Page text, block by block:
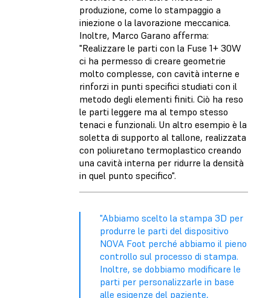
produzione, come lo stampaggio a
iniezione o la lavorazione meccanica.
Inoltre, Marco Garano afferma:
"Realizzare le parti con la Fuse 1+ 30W
ci ha permesso di creare geometrie
molto complesse, con cavità interne e
rinforzi in punti specifici studiati con il
metodo degli elementi finiti. Ciò ha reso
le parti leggere ma al tempo stesso
tenaci e funzionali. Un altro esempio è la
soletta di supporto al tallone, realizzata
con poliuretano termoplastico creando
una cavità interna per ridurre la densità
in quel punto specifico".
"Abbiamo scelto la stampa 3D per
produrre le parti del dispositivo
NOVA Foot perché abbiamo il pieno
controllo sul processo di stampa.
Inoltre, se dobbiamo modificare le
parti per personalizzarle in base
alle esigenze del paziente,